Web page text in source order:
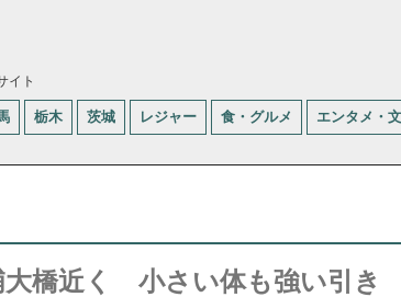
イト
栃木 茨城 レジャー 食・グルメ エンタメ・
大橋近く 小さい体も強い引